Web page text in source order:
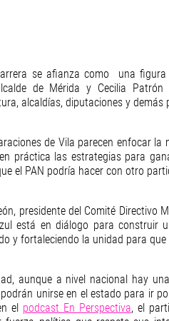
se afianza como  una
de Mérida y Cecilia
alcaldías, diputaciones y demás
de Vila parecen enfocar
práctica las estrategias para
el PAN podría hacer con otro
presidente del Comité Directivo
está en diálogo para construir
y fortaleciendo la unidad para
aunque a nivel nacional hay
unirse en el estado para ir
el podcast En Perspectiva, el